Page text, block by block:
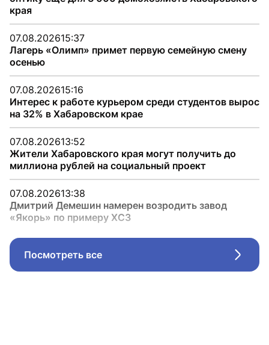
края
07.08.202615:37
Лагерь «Олимп» примет первую семейную смену
осенью
07.08.202615:16
Интерес к работе курьером среди студентов вырос
на 32% в Хабаровском крае
07.08.202613:52
Жители Хабаровского края могут получить до
миллиона рублей на социальный проект
07.08.202613:38
Дмитрий Демешин намерен возродить завод
«Якорь» по примеру ХСЗ
Посмотреть все